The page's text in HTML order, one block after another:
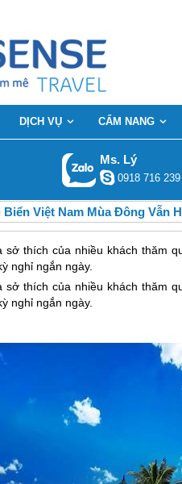
DỊCH VỤ CẨM NANG
Ms. Lý
0918 716 239
Biển Việt Nam Mùa Đông Vẫn
thích của nhiều khách thăm
nghỉ ngắn ngày.
thích của nhiều khách thăm
nghỉ ngắn ngày.